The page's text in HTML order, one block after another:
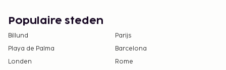
Populaire steden
Billund
Parijs
Playa de Palma
Barcelona
Londen
Rome